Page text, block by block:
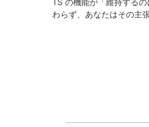
TS の機能が「維持する
わらず、あなたはその主